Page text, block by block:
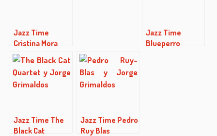
Jazz Time
Cristina Mora
(07/04/2015)
Jazz Time
Blueperro
Jazz Time The
Black Cat
Jazz Time Pedro
Ruy Blas